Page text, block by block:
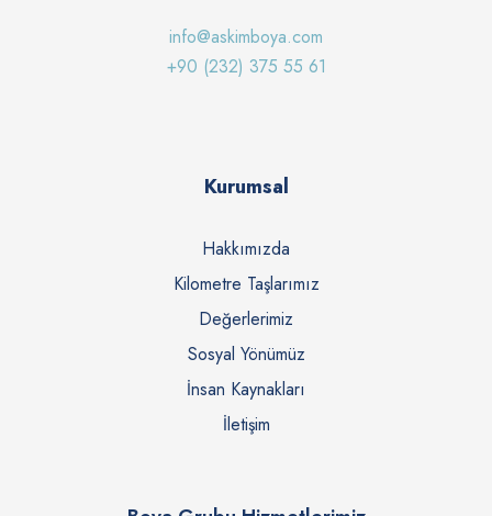
info@askimboya.com
+90 (232) 375 55 61
Kurumsal
Hakkımızda
Kilometre Taşlarımız
Değerlerimiz
Sosyal Yönümüz
İnsan Kaynakları
İletişim